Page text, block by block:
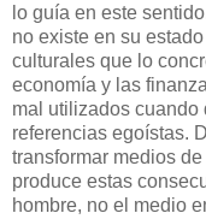
lo guía en este
no existe en su
culturales que lo
economía y las
mal utilizados
referencias egoístas.
transformar medios
produce estas
hombre, no el medio